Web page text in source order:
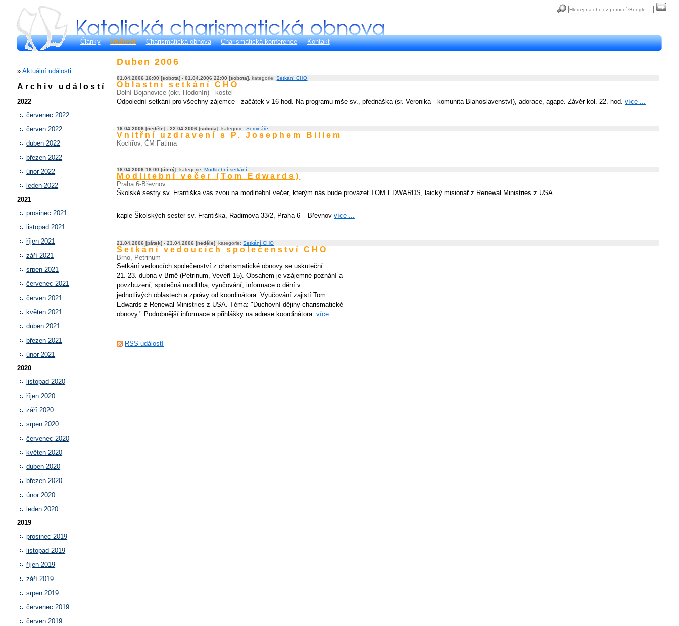
Články Události Charismatická obnova Charismatická konference Kontakt
» Aktuální události
Archiv událostí
2022
červenec 2022
červen 2022
duben 2022
březen 2022
únor 2022
leden 2022
2021
prosinec 2021
listopad 2021
říjen 2021
září 2021
srpen 2021
červenec 2021
červen 2021
květen 2021
duben 2021
březen 2021
únor 2021
2020
listopad 2020
říjen 2020
září 2020
srpen 2020
červenec 2020
květen 2020
duben 2020
březen 2020
únor 2020
leden 2020
2019
prosinec 2019
listopad 2019
říjen 2019
září 2019
srpen 2019
červenec 2019
červen 2019
Duben 2006
01.04.2006 16:00 [sobota] - 01.04.2006 22:00 [sobota] , kategorie:Setkání CHO
Oblastní setkání CHO
Dolní Bojanovice (okr. Hodonín) - kostel
Odpolední setkání pro všechny zájemce - začátek v 16 hod. Na programu mše sv., přednáška (sr. Veronika - komunita Blahoslavenství), adorace, agapé. Závěr kol. 22. hod.více ...
16.04.2006 [neděle] - 22.04.2006 [sobota] , kategorie:Semináře
Vnitřní uzdravení s P. Josephem Billem
Koclířov, ČM Fatima
18.04.2006 18:00 [úterý] , kategorie:Modlitební setkání
Modlitební večer (Tom Edwards)
Praha 6-Břevnov
Školské sestry sv. Františka vás zvou na modlitební večer, kterým nás bude provázet TOM EDWARDS, laický misionář z Renewal Ministries z USA.
kaple Školských sester sv. Františka, Radimova 33/2, Praha 6 – Břevnovvíce ...
21.04.2006 [pátek] - 23.04.2006 [neděle] , kategorie:Setkání CHO
Setkání vedoucích společenství CHO
Brno, Petrinum
Setkání vedoucích společenství z charismatické obnovy se uskuteční
21.-23. dubna v Brně (Petrinum, Veveří 15). Obsahem je vzájemné poznání a
povzbuzení, společná modlitba, vyučování, informace o dění v
jednotlivých oblastech a zprávy od koordinátora. Vyučování zajistí Tom
Edwards z Renewal Ministries z USA. Téma: "Duchovní dějiny charismatické
obnovy." Podrobnější informace a přihlášky na adrese koordinátora.více ...
RSS událostí